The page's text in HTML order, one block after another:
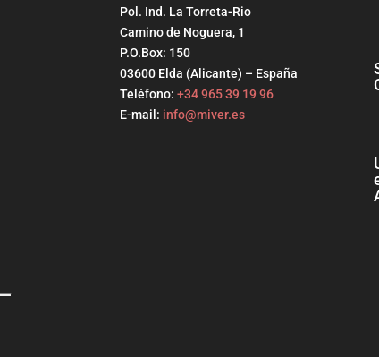
Pol. Ind. La Torreta-Rio
Camino de Noguera, 1
P.O.Box: 150
03600 Elda (Alicante) – España
Teléfono: +34 965 39 19 96
E-mail: info@miver.es